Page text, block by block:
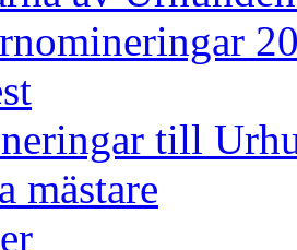
till
mästare